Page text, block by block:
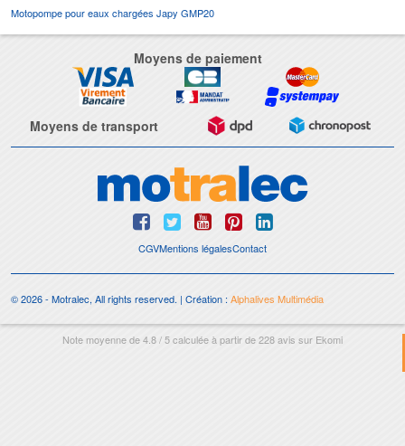
Motopompe pour eaux chargées Japy GMP20
Moyens de paiement
Moyens de transport
CGVMentions légalesContact
© 2026 - Motralec, All rights reserved. | Création :Alphalives Multimédia
Note moyenne de4.8/5calculée à partir de228avis sur Ekomi